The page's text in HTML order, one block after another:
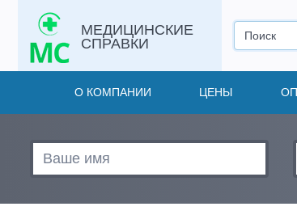
МЕДИЦИНСКИЕ
СПРАВКИ
О КОМПАНИИ ЦЕНЫ